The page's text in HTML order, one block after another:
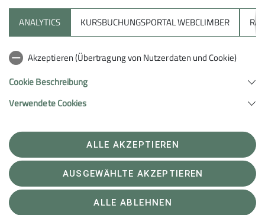
Sektion
Unterstütze uns
Sektion Heilbronn des Deutschen Alpenvereins e.V.
Telefon +497131679933
Datenschutz-Einstellungen
Datenschutz
Impressum
Erklärung zur Barrierefreiheit
ANALYTICS KURSBUCHUNGSPORTAL WEBCLIMBER
Akzeptieren (Übertragung von Nutzerdaten und Cookie)
Cookie Beschreibung
Verwendete Cookies
ALLE AKZEPTIEREN
AUSGEWÄHLTE AKZEPTIEREN
ALLE ABLEHNEN